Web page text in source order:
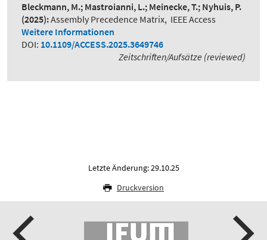
Bleckmann, M.; Mastroianni, L.; Meinecke, T.; Nyhuis, P.
(2025):Assembly Precedence Matrix, IEEE Access
Weitere Informationen
DOI: 10.1109/ACCESS.2025.3649746
Zeitschriften/Aufsätze (reviewed)
Letzte Änderung: 29.10.25
Druckversion